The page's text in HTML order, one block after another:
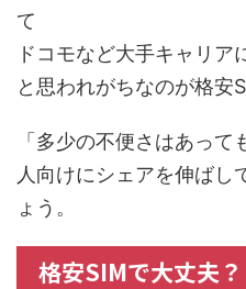
て
ドコモなど大手キャリア
と思われがちなのが格安
「多少の不便さはあっ
人向けにシェアを伸ばし
ょう。
格安SIMで大丈夫？